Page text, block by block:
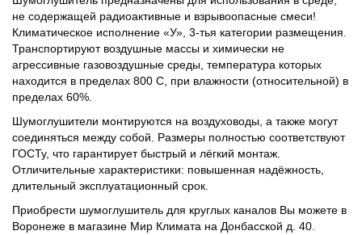
не содержащей радиоактивные и взрывоопасные смеси!
Климатическое исполнение «У», 3-тья категории размещения.
Транспортируют воздушные массы и химически не
агрессивные газовоздушные среды, температура которых
находится в пределах 800 С, при влажности (относительной) в
пределах 60%.
Шумоглушители монтируются на воздуховоды, а также могут
соединяться между собой. Размеры полностью соответствуют
ГОСТу, что гарантирует быстрый и лёгкий монтаж.
Отличительные характеристики: повышенная надёжность,
длительный эксплуатационный срок.
Приобрести шумоглушитель для круглых каналов Вы можете в
Воронеже в магазине Мир Климата на Донбасской д. 40.